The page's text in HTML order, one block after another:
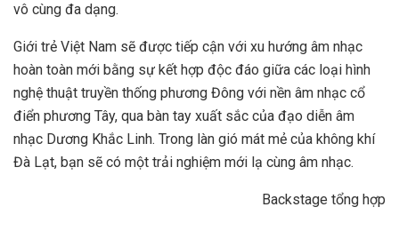
vô cùng đa dạng.
Giới trẻ Việt Nam sẽ được tiếp cận với xu hướng âm nhạc
hoàn toàn mới bằng sự kết hợp độc đáo giữa các loại hình
nghệ thuật truyền thống phương Đông với nền âm nhạc cổ
điển phương Tây, qua bàn tay xuất sắc của đạo diễn âm
nhạc Dương Khắc Linh. Trong làn gió mát mẻ của không khí
Đà Lạt, bạn sẽ có một trải nghiệm mới lạ cùng âm nhạc.
Backstage tổng hợp